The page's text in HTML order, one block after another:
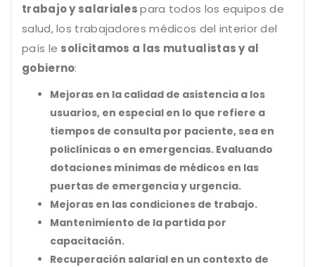
trabajo y salarialespara todos los equipos de
salud, los trabajadores médicos del interior del
país le solicitamos a las mutualistas y al
gobierno:
Mejoras en la calidad de asistencia a los
usuarios, en especial en lo que refiere a
tiempos de consulta por paciente, sea en
policlínicas o en emergencias. Evaluando
dotaciones mínimas de médicos en las
puertas de emergencia y urgencia.
Mejoras en las condiciones de trabajo.
Mantenimiento de la partida por
capacitación.
Recuperación salarial en un contexto de